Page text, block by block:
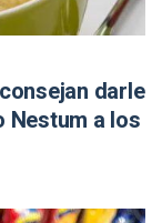
darle
Nestum a los